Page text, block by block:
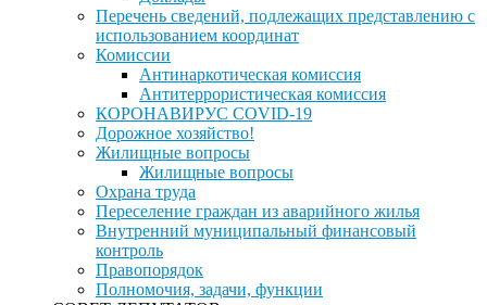
Перечень сведений, подлежащих представлению с
использованием координат
Комиссии
Антинаркотическая комиссия
Антитеррористическая комиссия
КОРОНАВИРУС COVID-19
Дорожное хозяйство!
Жилищные вопросы
Жилищные вопросы
Охрана труда
Переселение граждан из аварийного жилья
Внутренний муниципальный финансовый
контроль
Правопорядок
Полномочия, задачи, функции